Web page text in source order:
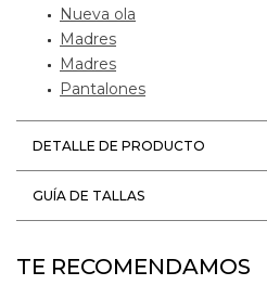
Nueva ola
Madres
Madres
Pantalones
DETALLE DE PRODUCTO
GUÍA DE TALLAS
TE RECOMENDAMOS